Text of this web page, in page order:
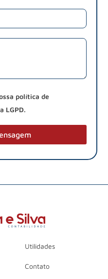
política de
LGPD.
Utilidades
Contato